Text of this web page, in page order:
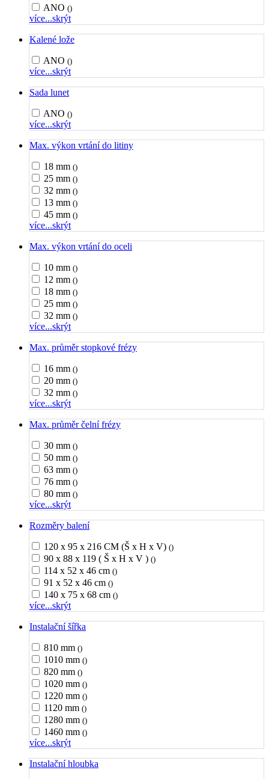
ANO ()
více...skrýt
Kalené lože
ANO ()
více...skrýt
Sada lunet
ANO ()
více...skrýt
Max. výkon vrtání do litiny
18 mm ()
25 mm ()
32 mm ()
13 mm ()
45 mm ()
více...skrýt
Max. výkon vrtání do oceli
10 mm ()
12 mm ()
18 mm ()
25 mm ()
32 mm ()
více...skrýt
Max. průměr stopkové frézy
16 mm ()
20 mm ()
32 mm ()
více...skrýt
Max. průměr čelní frézy
30 mm ()
50 mm ()
63 mm ()
76 mm ()
80 mm ()
více...skrýt
Rozměry balení
120 x 95 x 216 CM (Š x H x V) ()
90 x 88 x 119 ( Š x H x V ) ()
114 x 52 x 46 cm ()
91 x 52 x 46 cm ()
140 x 75 x 68 cm ()
více...skrýt
Instalační šířka
810 mm ()
1010 mm ()
820 mm ()
1020 mm ()
1220 mm ()
1120 mm ()
1280 mm ()
1460 mm ()
více...skrýt
Instalační hloubka